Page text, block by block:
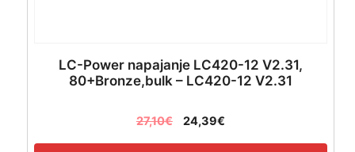
LC-Power napajanje LC420-12 V2.31,
80+Bronze,bulk – LC420-12 V2.31
27,10€ 24,39€